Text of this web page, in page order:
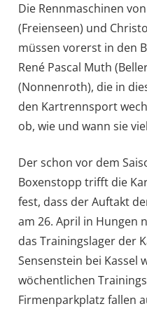
Die Rennmaschinen
(Freienseen) und
müssen vorerst in den
René Pascal Muth
(Nonnenroth), die in
den Kartrennsport
ob, wie und wann sie
Der schon vor dem
Boxenstopp trifft die
fest, dass der Auftakt
am 26. April in Hungen
das Trainingslager der
Sensenstein bei Kassel
wöchentlichen Trainings
Firmenparkplatz fallen